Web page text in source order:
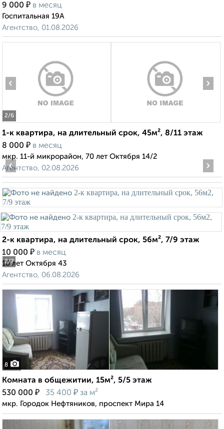
9 000 ₽ в месяц
Госпитальная 19А
Агентство, 01.08.2026
2/6
‹ ›
1-к квартира, на длительный срок, 45м², 8/11 этаж
8 000 ₽ в месяц
мкр. 11-й микрорайон, 70 лет Октября 14/2
Агентство, 02.08.2026
2/7
‹ ›
2-к квартира, на длительный срок, 56м², 7/9 этаж
10 000 ₽ в месяц
10 лет Октября 43
Агентство, 06.08.2026
8
Комната в общежитии, 15м², 5/5 этаж
530 000 ₽ 35 400 ₽ за м²
мкр. Городок Нефтяников, проспект Мира 14